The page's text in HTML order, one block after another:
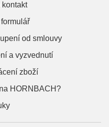
kontakt
od smlouvy
a vyzvednutí
zboží
HORNBACH?